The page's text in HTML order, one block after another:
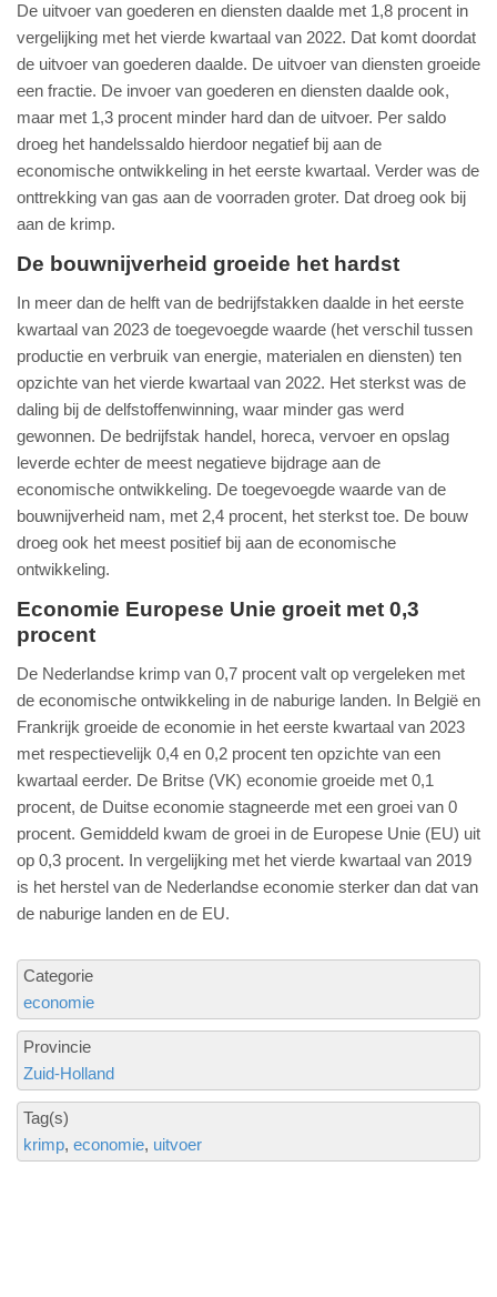
De uitvoer van goederen en diensten daalde met 1,8 procent in
vergelijking met het vierde kwartaal van 2022. Dat komt doordat
de uitvoer van goederen daalde. De uitvoer van diensten groeide
een fractie. De invoer van goederen en diensten daalde ook,
maar met 1,3 procent minder hard dan de uitvoer. Per saldo
droeg het handelssaldo hierdoor negatief bij aan de
economische ontwikkeling in het eerste kwartaal. Verder was de
onttrekking van gas aan de voorraden groter. Dat droeg ook bij
aan de krimp.
De bouwnijverheid groeide het hardst
In meer dan de helft van de bedrijfstakken daalde in het eerste
kwartaal van 2023 de toegevoegde waarde (het verschil tussen
productie en verbruik van energie, materialen en diensten) ten
opzichte van het vierde kwartaal van 2022. Het sterkst was de
daling bij de delfstoffenwinning, waar minder gas werd
gewonnen. De bedrijfstak handel, horeca, vervoer en opslag
leverde echter de meest negatieve bijdrage aan de
economische ontwikkeling. De toegevoegde waarde van de
bouwnijverheid nam, met 2,4 procent, het sterkst toe. De bouw
droeg ook het meest positief bij aan de economische
ontwikkeling.
Economie Europese Unie groeit met 0,3
procent
De Nederlandse krimp van 0,7 procent valt op vergeleken met
de economische ontwikkeling in de naburige landen. In België en
Frankrijk groeide de economie in het eerste kwartaal van 2023
met respectievelijk 0,4 en 0,2 procent ten opzichte van een
kwartaal eerder. De Britse (VK) economie groeide met 0,1
procent, de Duitse economie stagneerde met een groei van 0
procent. Gemiddeld kwam de groei in de Europese Unie (EU) uit
op 0,3 procent. In vergelijking met het vierde kwartaal van 2019
is het herstel van de Nederlandse economie sterker dan dat van
de naburige landen en de EU.
Categorie
economie
Provincie
Zuid-Holland
Tag(s)
krimp economie uitvoer